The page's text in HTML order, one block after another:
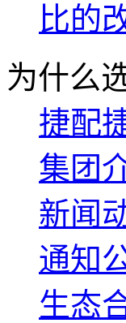
比的
为什么
捷配
集团
新闻
通知
生态